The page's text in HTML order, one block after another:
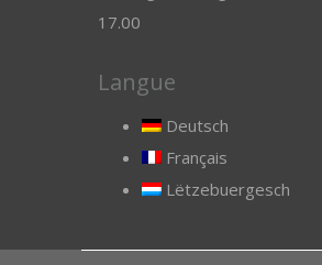
17.00
Langue
Deutsch
Français
Lëtzebuergesch